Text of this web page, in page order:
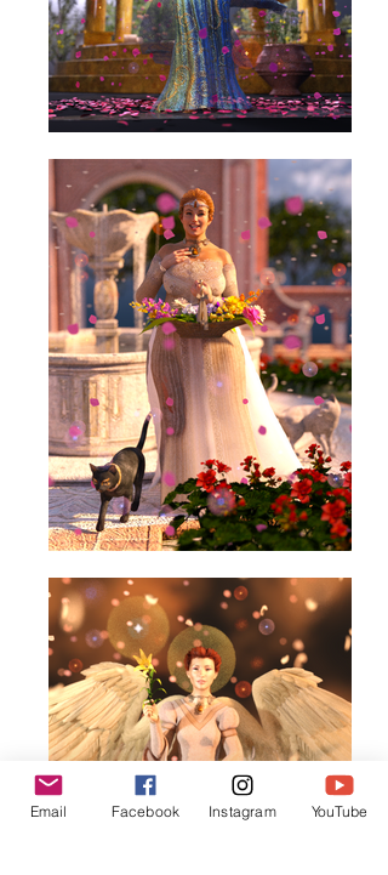
Email Facebook Instagram YouTube